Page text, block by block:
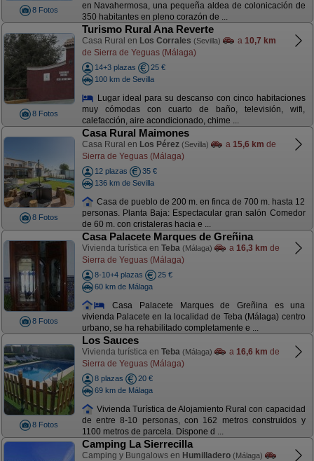
8 Fotos
en Navahermosa, una pequeña aldea de colonicación de
350 habitantes en pleno corazón de ...
8 Fotos
Turismo Rural Ana Reverte
Casa Rural en Los Corrales (Sevilla) a 10,7 km
de Sierra de Yeguas (Málaga)
14+3 plazas
25 €
100 km de Sevilla
Lugar ideal para su descanso con cinco habitaciones
muy cómodas con cuarto de baño, televisión, wifi,
calefacción, aire acondicionado, chime ...
8 Fotos
Casa Rural Maimones
Casa Rural en Los Pérez (Sevilla) a 15,6 km de
Sierra de Yeguas (Málaga)
12 plazas
35 €
136 km de Sevilla
Casa de pueblo de 200 m. en finca de 700 m. hasta 12
personas. Planta Baja: Espectacular gran salón Comedor
de 60 m. con cristaleras hacia e ...
8 Fotos
Casa Palacete Marques de Greñina
Vivienda turística en Teba (Málaga) a 16,3 km de
Sierra de Yeguas (Málaga)
8-10+4 plazas
25 €
60 km de Málaga
Casa Palacete Marques de Greñina es una
vivienda Palacete en la localidad de Teba (Málaga) centro
urbano, se ha rehabilitado completamente e ...
8 Fotos
Los Sauces
Vivienda turística en Teba (Málaga) a 16,6 km de
Sierra de Yeguas (Málaga)
8 plazas
20 €
69 km de Málaga
Vivienda Turística de Alojamiento Rural con capacidad
de entre 8-10 personas, con 162 metros construidos y
1100 metros de parcela. Dispone d ...
Camping La Sierrecilla
Camping y Bungalows en Humilladero (Málaga)